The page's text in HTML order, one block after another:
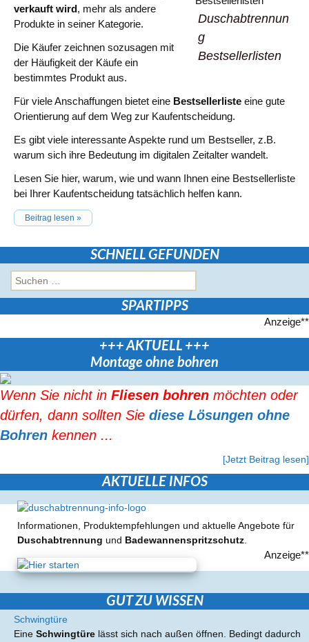
Duschabtrennun
g
Bestsellerlisten
verkauft wird, mehr als andere
Produkte in seiner Kategorie.
Die Käufer zeichnen sozusagen mit
der Häufigkeit der Käufe ein
bestimmtes Produkt aus.
Für viele Anschaffungen bietet eine Bestsellerliste eine gute
Orientierung auf dem Weg zur Kaufentscheidung.
Es gibt viele interessante Aspekte rund um Bestseller, z.B.
warum sich ihre Bedeutung im digitalen Zeitalter wandelt.
Lesen Sie hier, warum, wie und wann Ihnen eine Bestsellerliste
bei Ihrer Kaufentscheidung tatsächlich helfen kann.
Beitrag lesen »
SCHNELL GEFUNDEN
Suchen
nach:
SPARTIPPS
Anzeige**
+++ AKTUELL +++
Montage ohne bohren
Wenn Sie nicht in Fliesen bohren möchten oder
dürfen, dann sollten Sie diese Lösungen ohne
Bohren kennen ...
[Jetzt Beitrag lesen]
AKTUELLE INFOS
Informationen, Produktempfehlungen und aktuelle Angebote für
Duschabtrennung und Badewannenspritzschutz
Anzeige**
GUT ZU WISSEN
Schwingtüre
Eine Schwingtüre lässt sich nach außen öffnen. Bedingt dadurch